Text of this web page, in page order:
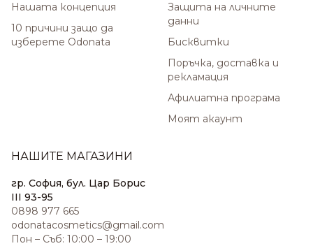
Нашата концепция
10 причини защо да
изберете Odonata
Защита на личните
данни
Бисквитки
Поръчка, доставка и
рекламация
Афилиатна програма
Моят акаунт
НАШИТЕ МАГАЗИНИ
гр. София, бул. Цар Борис
III 93-95
0898 977 665
odonatacosmetics@gmail.com
Пон – Съб: 10:00 – 19:00